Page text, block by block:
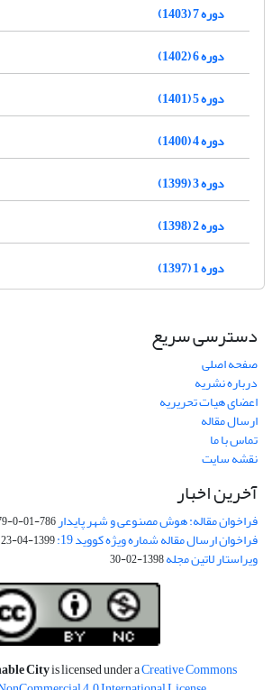
دوره 7 (1403)
دوره 6 (1402)
دوره 5 (1401)
دوره 4 (1400)
دوره 3 (1399)
دوره 2 (1398)
دوره 1 (1397)
دسترسی سریع
صفحه اصلی
درباره نشریه
اعضای هیات تحریریه
ارسال مقاله
تماس با ما
نقشه سایت
آخرین اخبار
فراخوان مقاله: هوش مصنوعی و شهر پایدار786-01-0-1279
فراخوان ارسال مقاله شماره ویژه کووید 19: 1399-04-23
ویراستار لاتین مجله1398-02-30
Cityis licensed under aCreative Commons